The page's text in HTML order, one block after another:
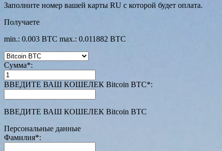
Заполните номер вашей карты RU с которой будет оплата.
Получаете
min.: 0.003 BTC max.: 0.011882 BTC
Сумма*:
ВВЕДИТЕ ВАШ КОШЕЛЕК Bitcoin BTC*:
ВВЕДИТЕ ВАШ КОШЕЛЕК Bitcoin BTC
Персональные данные
Фамилия*: